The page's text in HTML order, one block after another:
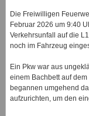
Die Freiwilligen
Februar 2026 um 9:40
Verkehrsunfall auf die
noch im Fahrzeug
Ein Pkw war aus
einem Bachbett auf
begannen umgehend
aufzurichten, um den